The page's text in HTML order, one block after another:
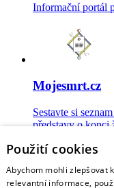
Informační portál
Mojesmrt.cz
Sestavte si
představy o konci
Použití cookies
Abychom mohli zlepšovat
relevantní informace,